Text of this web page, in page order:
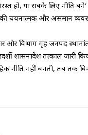
हो, या सबके लिए नीति बने’
चयनात्मक और असमान
और विभाग गृह जनपद
शासनादेश तत्काल जारी
नीति नहीं बनती, तब तक